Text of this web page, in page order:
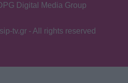
Digital Media Group
tv.gr - All rights reserved